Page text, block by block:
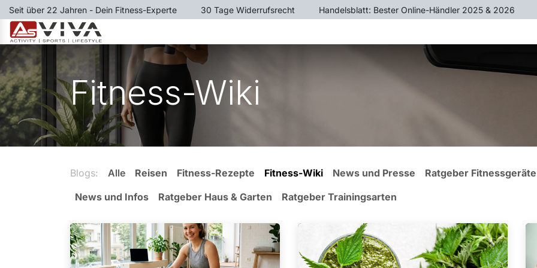
Zum Inhalt springen
Seit über 22 Jahren - Dein Fitness-Experte ​30 Tage Widerrufsrecht ​Handelsblatt: Bester Online-Händler 2025 & 2026
Fitness-Wiki
Blogs: Alle Reisen Fitness-Rezepte Fitness-Wiki News und Presse
Ratgeber Fitnessgeräte
News und Infos
Ratgeber Haus & Garten Ratgeber Trainingsarten